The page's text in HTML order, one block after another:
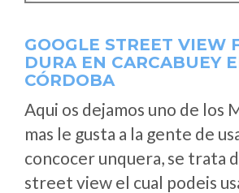
GOOGLE STREET VIEW
DURA EN CARCABUEY
CÓRDOBA
Aqui os dejamos uno de los
mas le gusta a la gente de
concocer unquera, se trata
street view el cual podeis